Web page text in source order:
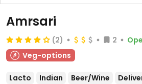
Amrsari
(2) 2
Veg-options
Lacto Indian Beer/Wine